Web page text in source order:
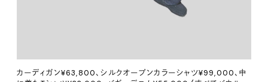
カーディガン¥63,800、シルクオープンカラーシャツ¥99,000、中